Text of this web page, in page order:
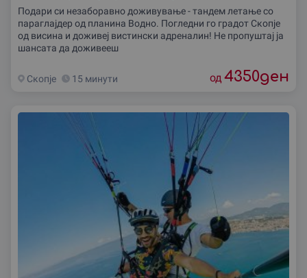
Подари си незаборавно доживување - тандем летање со
параглајдер од планина Водно. Погледни го градот Скопjе
од висина и доживеј вистински адреналин! Не пропуштај ја
шансата да доживееш
Скопjе 15 минути од 4350ден